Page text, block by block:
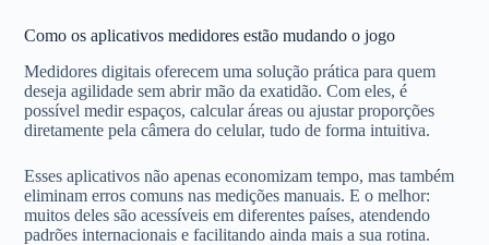
Como os aplicativos medidores estão mudando o jogo
Medidores digitais oferecem uma solução prática para quem
deseja agilidade sem abrir mão da exatidão. Com eles, é
possível medir espaços, calcular áreas ou ajustar proporções
diretamente pela câmera do celular, tudo de forma intuitiva.
Esses aplicativos não apenas economizam tempo, mas também
eliminam erros comuns nas medições manuais. E o melhor:
muitos deles são acessíveis em diferentes países, atendendo
padrões internacionais e facilitando ainda mais a sua rotina.